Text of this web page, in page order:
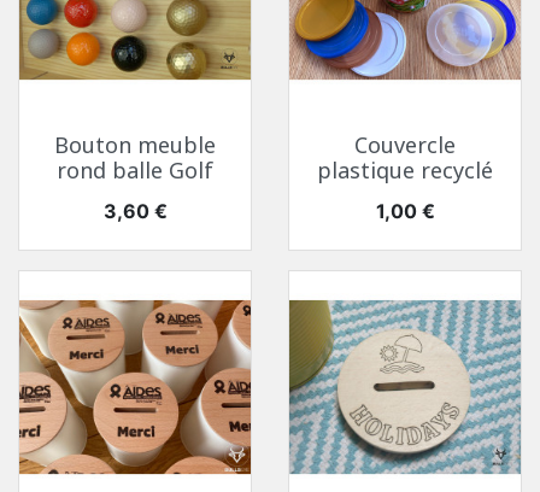
Bouton meuble
rond balle Golf
Prix
3,60 €
Couvercle
plastique recyclé
Prix
1,00 €